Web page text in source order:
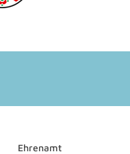
Ehrenamt